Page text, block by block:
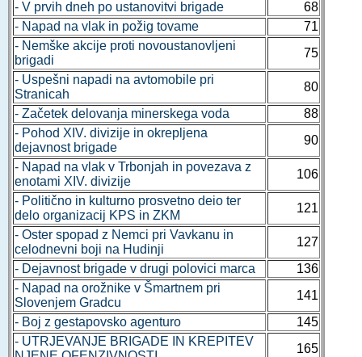
- V prvih dneh po ustanovitvi brigade
68
- Napad na vlak in požig tovame
71
- Nemške akcije proti novoustanovljeni
brigadi
75
- Uspešni napadi na avtomobile pri
Stranicah
80
- Začetek delovanja minerskega voda
88
- Pohod XIV. divizije in okrepljena
dejavnost brigade
90
- Napad na vlak v Trbonjah in povezava z
enotami XIV. divizije
106
- Politično in kulturno prosvetno deio ter
delo organizacij KPS in ZKM
121
- Oster spopad z Nemci pri Vavkanu in
celodnevni boji na Hudinji
127
- Dejavnost brigade v drugi polovici marca
136
- Napad na orožnike v Šmartnem pri
Slovenjem Gradcu
141
- Boj z gestapovsko agenturo
145
- UTRJEVANJE BRIGADE IN KREPITEV
165